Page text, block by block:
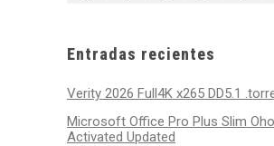
Entradas recientes
Verity 2026 Full4K x265 DD5.1
Microsoft Office Pro Plus Slim
Activated Updated